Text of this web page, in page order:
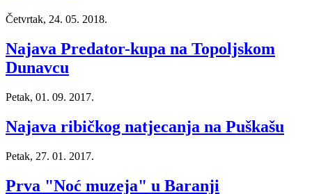
Četvrtak, 24. 05. 2018.
Najava Predator-kupa na Topoljskom
Dunavcu
Petak, 01. 09. 2017.
Najava ribičkog natjecanja na Puškašu
Petak, 27. 01. 2017.
Prva "Noć muzeja" u Baranji